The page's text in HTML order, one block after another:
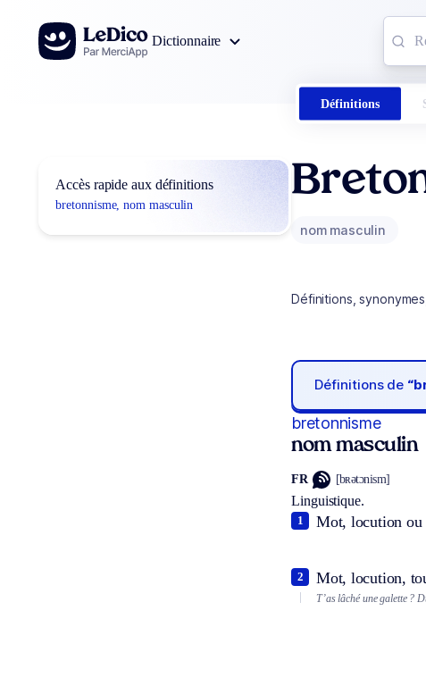
Aller au contenu
Dictionnaire
Définitions
Accès rapide aux définitions
bretonnisme, nom masculin
nom masculin
Définitions,
Définitions de
bretonnisme
nom masculin
FR [bʀətɔnism]
Linguistique.
Mot, locution ou
1
Mot, locution,
2
T’as lâché une galette ?